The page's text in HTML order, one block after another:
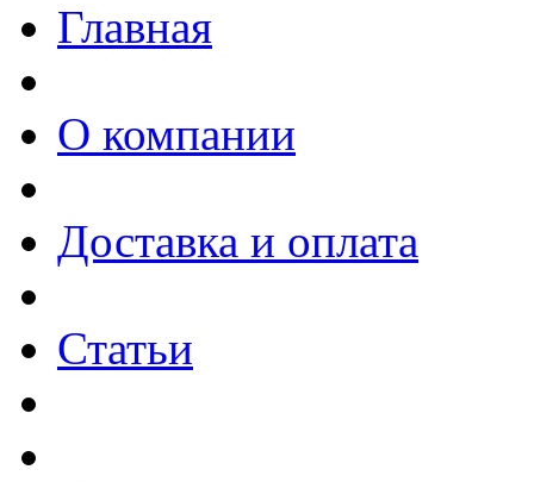
Главная
О компании
Доставка и оплата
Статьи